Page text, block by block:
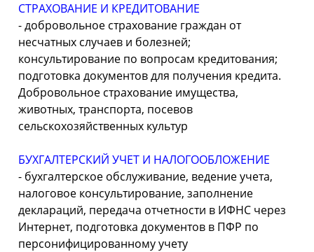
СТРАХОВАНИЕ И КРЕДИТОВАНИЕ
-добровольное страхование граждан от
несчатных случаев и болезней;
консультирование по вопросам кредитования;
подготовка документов для получения кредита.
Добровольное страхование имущества,
животных, транспорта, посевов
сельскохозяйственных культур
БУХГАЛТЕРСКИЙ УЧЕТ И НАЛОГООБЛОЖЕНИЕ
- бухгалтерское обслуживание, ведение учета,
налоговое консультирование, заполнение
деклараций, передача отчетности в ИФНС через
Интернет, подготовка документов в ПФР по
персонифицированному учету